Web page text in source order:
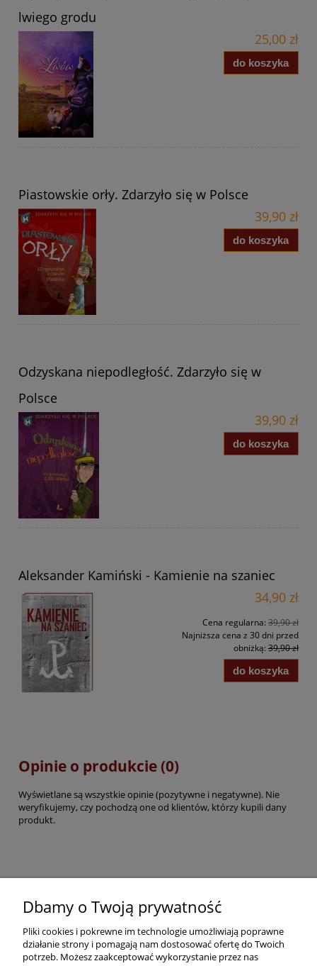
lwiego grodu
25,00 zł
do koszyka
Piastowskie orły. Zdarzyło się w Polsce
39,90 zł
do koszyka
Odzyskana niepodległość. Zdarzyło się w
Polsce
39,90 zł
do koszyka
Aleksander Kamiński - Kamienie na szaniec
34,90 zł
Cena regularna: 39,90 zł
Najniższa cena z 30 dni przed
obniżką: 39,90 zł
do koszyka
Opinie o produkcie (0)
Wyświetlane są wszystkie opinie (pozytywne i negatywne). Nie
weryfikujemy, czy pochodzą one od klientów, którzy kupili dany
produkt.
Pomoc
Dostawa
Dbamy o Twoją prywatność
Pliki cookies i pokrewne im technologie umożliwiają poprawne
działanie strony i pomagają nam dostosować ofertę do Twoich
potrzeb. Możesz zaakceptować wykorzystanie przez nas